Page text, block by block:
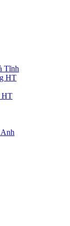
Tĩnh
HT
HT